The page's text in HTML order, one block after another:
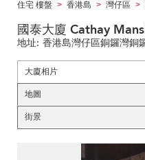
住宅 樓盤 > 香港島 > 灣仔區 >
國泰大廈 Cathay
地址: 香港島灣仔區銅鑼灣銅
大廈相片
地圖
街景